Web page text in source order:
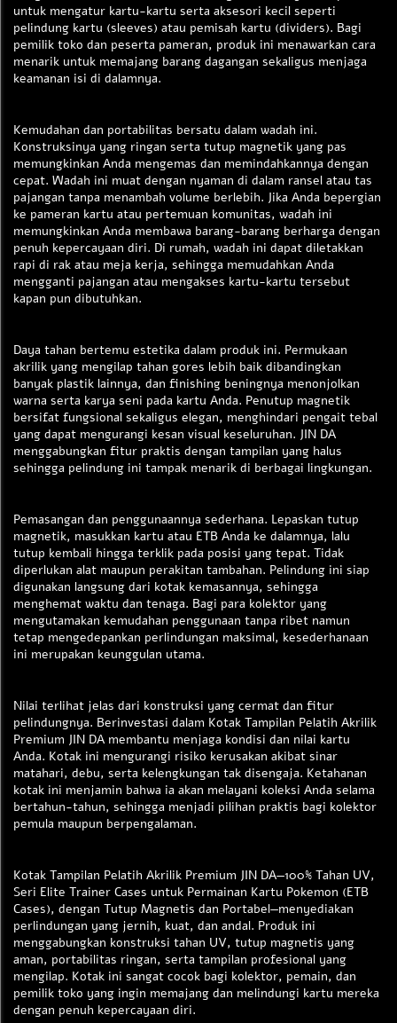
untuk mengatur kartu-kartu serta aksesori kecil seperti
pelindung kartu (sleeves) atau pemisah kartu (dividers). Bagi
pemilik toko dan peserta pameran, produk ini menawarkan cara
menarik untuk memajang barang dagangan sekaligus menjaga
keamanan isi di dalamnya.
Kemudahan dan portabilitas bersatu dalam wadah ini.
Konstruksinya yang ringan serta tutup magnetik yang pas
memungkinkan Anda mengemas dan memindahkannya dengan
cepat. Wadah ini muat dengan nyaman di dalam ransel atau tas
pajangan tanpa menambah volume berlebih. Jika Anda bepergian
ke pameran kartu atau pertemuan komunitas, wadah ini
memungkinkan Anda membawa barang-barang berharga dengan
penuh kepercayaan diri. Di rumah, wadah ini dapat diletakkan
rapi di rak atau meja kerja, sehingga memudahkan Anda
mengganti pajangan atau mengakses kartu-kartu tersebut
kapan pun dibutuhkan.
Daya tahan bertemu estetika dalam produk ini. Permukaan
akrilik yang mengilap tahan gores lebih baik dibandingkan
banyak plastik lainnya, dan finishing beningnya menonjolkan
warna serta karya seni pada kartu Anda. Penutup magnetik
bersifat fungsional sekaligus elegan, menghindari pengait tebal
yang dapat mengurangi kesan visual keseluruhan. JIN DA
menggabungkan fitur praktis dengan tampilan yang halus
sehingga pelindung ini tampak menarik di berbagai lingkungan.
Pemasangan dan penggunaannya sederhana. Lepaskan tutup
magnetik, masukkan kartu atau ETB Anda ke dalamnya, lalu
tutup kembali hingga terklik pada posisi yang tepat. Tidak
diperlukan alat maupun perakitan tambahan. Pelindung ini siap
digunakan langsung dari kotak kemasannya, sehingga
menghemat waktu dan tenaga. Bagi para kolektor yang
mengutamakan kemudahan penggunaan tanpa ribet namun
tetap mengedepankan perlindungan maksimal, kesederhanaan
ini merupakan keunggulan utama.
Nilai terlihat jelas dari konstruksi yang cermat dan fitur
pelindungnya. Berinvestasi dalam Kotak Tampilan Pelatih Akrilik
Premium JIN DA membantu menjaga kondisi dan nilai kartu
Anda. Kotak ini mengurangi risiko kerusakan akibat sinar
matahari, debu, serta kelengkungan tak disengaja. Ketahanan
kotak ini menjamin bahwa ia akan melayani koleksi Anda selama
bertahun-tahun, sehingga menjadi pilihan praktis bagi kolektor
pemula maupun berpengalaman.
Kotak Tampilan Pelatih Akrilik Premium JIN DA—100% Tahan UV,
Seri Elite Trainer Cases untuk Permainan Kartu Pokemon (ETB
Cases), dengan Tutup Magnetis dan Portabel—menyediakan
perlindungan yang jernih, kuat, dan andal. Produk ini
menggabungkan konstruksi tahan UV, tutup magnetis yang
aman, portabilitas ringan, serta tampilan profesional yang
mengilap. Kotak ini sangat cocok bagi kolektor, pemain, dan
pemilik toko yang ingin memajang dan melindungi kartu mereka
dengan penuh kepercayaan diri.